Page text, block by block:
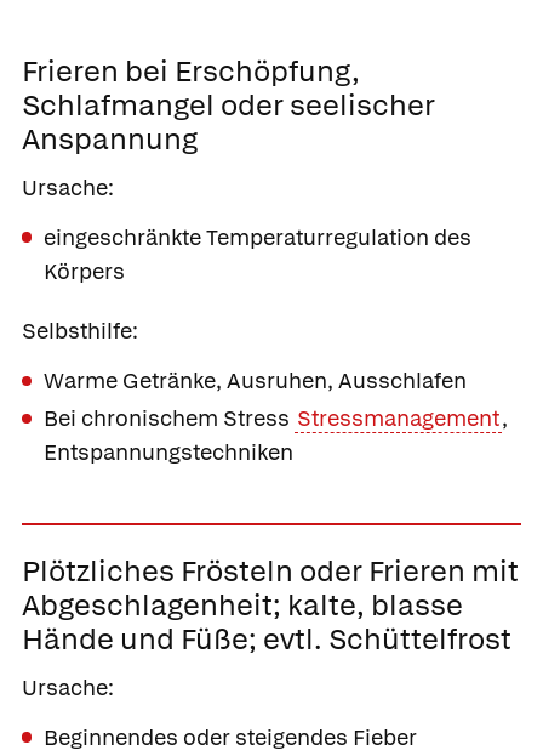
Frieren bei Erschöpfung,
Schlafmangel oder seelischer
Anspannung
Ursache:
eingeschränkte Temperaturregulation des
Körpers
Selbsthilfe:
Warme Getränke, Ausruhen, Ausschlafen
Bei chronischem Stress Stressmanagement,
Entspannungstechniken
Plötzliches Frösteln oder Frieren mit
Abgeschlagenheit; kalte, blasse
Hände und Füße; evtl. Schüttelfrost
Ursache:
Beginnendes oder steigendes Fieber